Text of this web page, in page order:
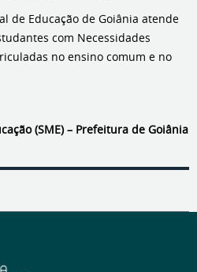
de Educação de Goiânia atende
com Necessidades
no ensino comum e no
(SME) – Prefeitura de Goiânia